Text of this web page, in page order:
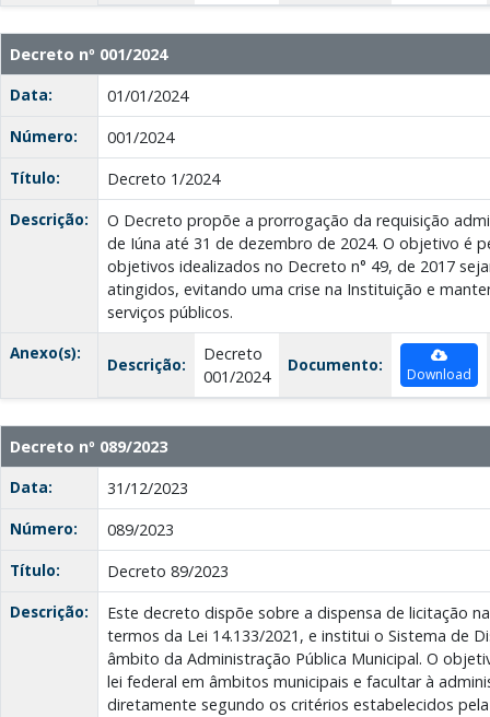
Decreto nº 001/2024
Data:
01/01/2024
Número:
001/2024
Título:
Decreto 1/2024
Descrição:
O Decreto propõe a prorrogação da requisição
de Iúna até 31 de dezembro de 2024. O objetivo é
objetivos idealizados no Decreto n° 49, de 2017
atingidos, evitando uma crise na Instituição e
serviços públicos.
Anexo(s):
Descrição:
Decreto
001/2024
Documento: Download
Decreto nº 089/2023
Data:
31/12/2023
Número:
089/2023
Título:
Decreto 89/2023
Descrição:
Este decreto dispõe sobre a dispensa de licitação
termos da Lei 14.133/2021, e institui o Sistema de
âmbito da Administração Pública Municipal. O
lei federal em âmbitos municipais e facultar à
diretamente segundo os critérios estabelecidos